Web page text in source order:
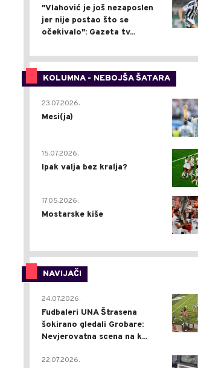
"Vlahović je još nezaposlen
jer nije postao što se
očekivalo": Gazeta tv...
KOLUMNA - NEBOJŠA ŠATARA
23.07.2026.
Mesi(ja)
15.07.2026.
Ipak valja bez kralja?
17.05.2026.
Mostarske kiše
NAVIJAČI
24.07.2026.
Fudbaleri UNA Štrasena
šokirano gledali Grobare:
Nevjerovatna scena na k...
22.07.2026.